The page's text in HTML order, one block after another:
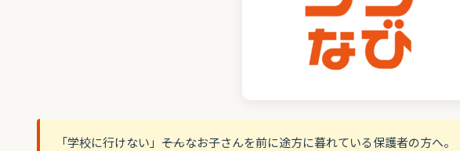
「学校に行けない」――そんなお子さんを前に途方に暮れている保護者の方へ。